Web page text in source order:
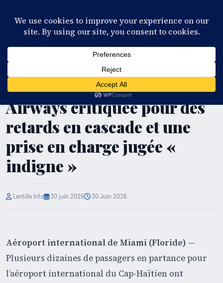
Vols vers Haïti : Sunrise
Airways critiquée pour des
retards en cascade et une
prise en charge jugée «
indigne »
Lentille Info 30 juin 2026 30 Juin 2026
Aéroport international de Miami (Floride) —
Plusieurs dizaines de passagers en partance pour
l’aéroport international du Cap-Haïtien ont